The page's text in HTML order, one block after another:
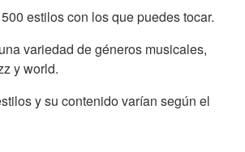
estilos con los que puedes tocar.
variedad de géneros musicales,
y world.
y su contenido varían según el